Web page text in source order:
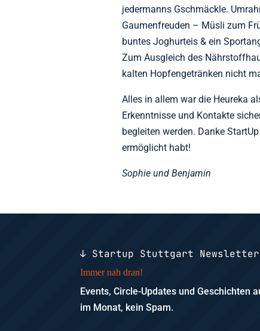
jedermanns Gschmäckle.
Gaumenfreuden – Müsli zum
buntes Joghurteis & ein
Zum Ausgleich des
kalten Hopfengetränken nicht
Alles in allem war die Heureka
Erkenntnisse und Kontakte
begleiten werden. Danke
ermöglicht habt!
Sophie und Benjamin
↓ Startup Stuttgart Newsletter
Immer nah dran!
Events, Circle-Updates und Geschichten
im Monat, kein Spam.